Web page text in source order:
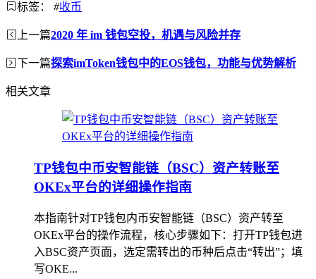
标签： #收币
上一篇2020 年 im 钱包空投，机遇与风险并存
下一篇探索imToken钱包中的EOS钱包，功能与优势解析
相关文章
TP钱包中币安智能链（BSC）资产转账至
OKEx平台的详细操作指南
本指南针对TP钱包内币安智能链（BSC）资产转至
OKEx平台的操作流程，核心步骤如下：打开TP钱包进
入BSC资产页面，选定需转出的币种后点击“转出”；填
写OKE...